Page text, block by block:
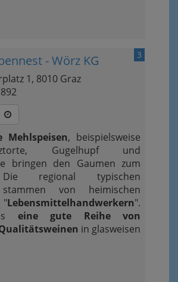
3
- Wörz KG
1, 8010 Graz
Mehlspeisen, beispielsweise
Gugelhupf und
bringen den Gaumen zum
Die regional typischen
stammen von heimischen
"Lebensmittelhandwerkern".
eine gute Reihe von
in glasweisen